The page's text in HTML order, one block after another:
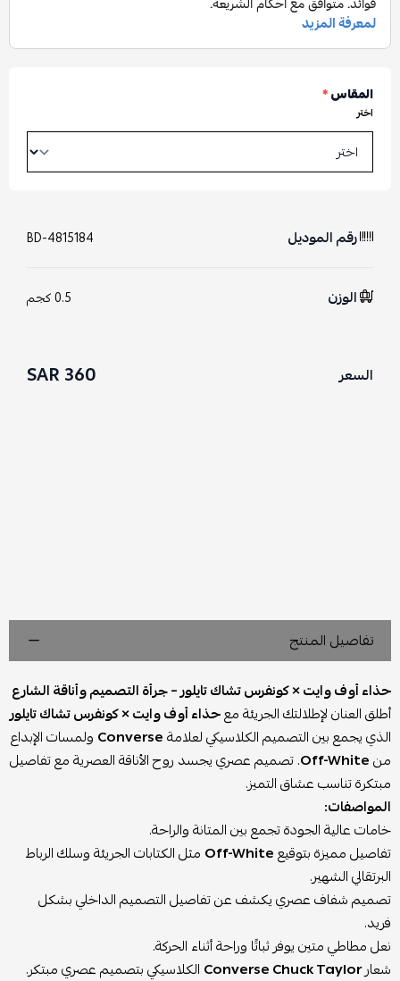
المقاس*
اختر
رقم الموديل BD-4815184
الوزن 0.5 كجم
السعر 360 SAR
تفاصيل المنتج
حذاء أوف وايت × كونفرس تشاك تايلور – جرأة التصميم وأناقة الشارع
أطلق العنان لإطلالتك الجريئة معحذاء أوف وايت × كونفرس تشاك تايلور
الذي يجمع بين التصميم الكلاسيكي لعلامةConverse ولمسات الإبداع
منOff-White. تصميم عصري يجسد روح الأناقة العصرية مع تفاصيل
مبتكرة تناسب عشاق التميز.
المواصفات:
خامات عالية الجودة تجمع بين المتانة والراحة.
تفاصيل مميزة بتوقيعOff-White مثل الكتابات الجريئة وسلك الرباط
البرتقالي الشهير.
تصميم شفاف عصري يكشف عن تفاصيل التصميم الداخلي بشكل
فريد.
نعل مطاطي متين يوفر ثباتًا وراحة أثناء الحركة.
شعارConverse Chuck Taylor الكلاسيكي بتصميم عصري مبتكر.